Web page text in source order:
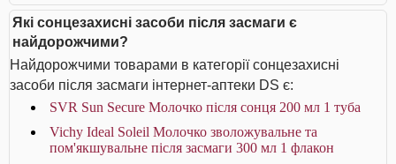
Які сонцезахисні засоби після засмаги є
найдорожчими?
Найдорожчими товарами в категорії сонцезахисні
засоби після засмаги інтернет-аптеки DS є:
SVR Sun Secure Молочко після сонця 200 мл 1 туба
Vichy Ideal Soleil Молочко зволожувальне та
пом'якшувальне після засмаги 300 мл 1 флакон